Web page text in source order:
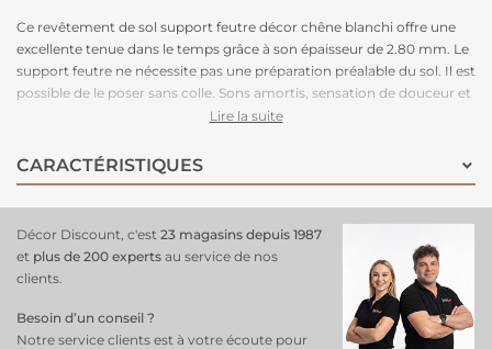
Ce revêtement de sol support feutre décor chêne blanchi offre une
excellente tenue dans le temps grâce à son épaisseur de 2.80 mm. Le
support feutre ne nécessite pas une préparation préalable du sol. Il est
possible de le poser sans colle. Sons amortis, sensation de douceur et
confort à la marche inégalé. Il imite à merveille la matière noble et
chêne blanchi offre une excellente tenue dans le temps grâce à son
épaisseur de 2.80 mm. Le support feutre ne nécessite pas une
amortis, sensation de douceur et confort à la marche inégalé. Il imite
à merveille la matière noble et précieuse qu'est le bois.
Lire la suite
CARACTÉRISTIQUES
Décor Discount, c'est 23 magasins depuis 1987
et plus de 200 experts au service de nos
clients.
Besoin d’un conseil ?
Notre service clients est à votre écoute pour